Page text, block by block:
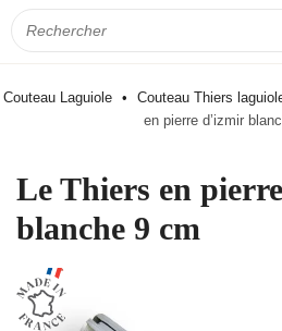
Couteau Laguiole Couteau Thiers
en pierre d’izmir
Le Thiers en
blanche 9 cm